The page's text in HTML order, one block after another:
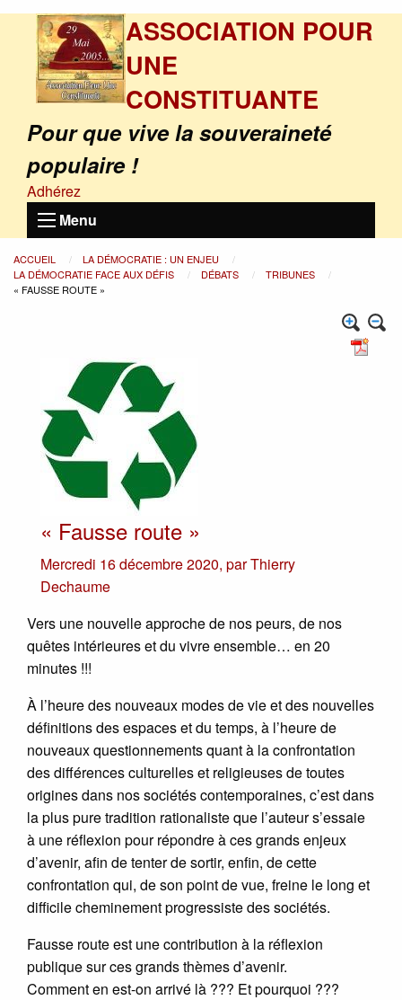
ASSOCIATION POUR
UNE
CONSTITUANTE
Pour que vive la souveraineté
populaire !
Adhérez
Menu
ACCUEIL
LA DÉMOCRATIE : UN ENJEU
LA DÉMOCRATIE FACE AUX DÉFIS
DÉBATS
TRIBUNES
« FAUSSE ROUTE »
« Fausse route »
Mercredi 16 décembre 2020, parThierry
Dechaume
Vers une nouvelle approche de nos peurs, de nos
quêtes intérieures et du vivre ensemble… en 20
minutes !!!
À l’heure des nouveaux modes de vie et des nouvelles
définitions des espaces et du temps, à l’heure de
nouveaux questionnements quant à la confrontation
des différences culturelles et religieuses de toutes
origines dans nos sociétés contemporaines, c’est dans
la plus pure tradition rationaliste que l’auteur s’essaie
à une réflexion pour répondre à ces grands enjeux
d’avenir, afin de tenter de sortir, enfin, de cette
confrontation qui, de son point de vue, freine le long et
difficile cheminement progressiste des sociétés.
Fausse route est une contribution à la réflexion
publique sur ces grands thèmes d’avenir.
Comment en est-on arrivé là ??? Et pourquoi ???